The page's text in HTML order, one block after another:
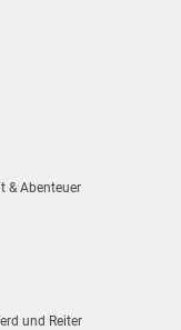
& Abenteuer
und Reiter